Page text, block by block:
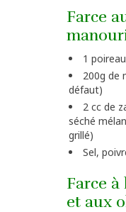
Farce
1 poireau
200g de
défaut)
2 cc de
séché
grillé)
Sel,
Farce à
et aux